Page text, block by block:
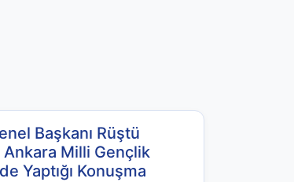
Başkanı Rüştü
Milli Gençlik
Yaptığı Konuşma